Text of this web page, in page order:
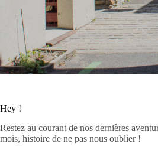
Hey !
Restez au courant de nos dernières
mois, histoire de ne pas nous oublier !